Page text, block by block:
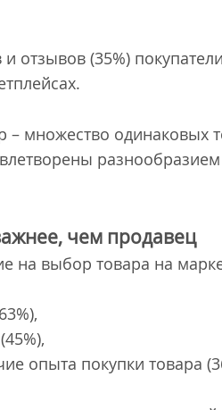
отзывов (35%)
– множество одинаковых
чем продавец
выбор товара на
опыта покупки товара